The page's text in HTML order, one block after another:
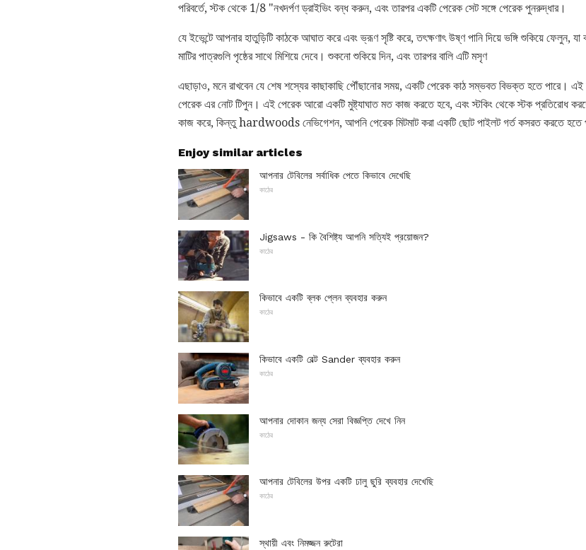
পরিবর্তে, স্টক থেকে 1/8 "নখদর্পণ ড্রাইভিং বন্ধ করুন, এবং তারপর একটি পেরেক সেট সঙ্গে পেরেক পুনরুদ্ধার।
যে ইভেন্টে আপনার হাতুড়িটি কাঠকে আঘাত করে এবং ভ্রূণ সৃষ্টি করে, তৎক্ষণাৎ উষ্ণ পানি দিয়ে ভঙ্গি শুকিয়ে ফেলুন,
মাটির পাত্রগুলি পৃষ্ঠের সাথে মিশিয়ে দেবে। শুকনো শুকিয়ে দিন, এবং তারপর বালি এটি মসৃণ
এছাড়াও, মনে রাখবেন যে শেষ শস্যের কাছাকাছি পৌঁছানোর সময়, একটি পেরেক কাঠ সম্ভবত বিভক্ত হতে পারে।
পেরেক এর নোট টিপুন। এই পেরেক আরো একটি মুষ্ট্যাঘাত মত কাজ করতে হবে, এবং স্টকিং থেকে স্টক
কাজ করে, কিন্তু hardwoods নেভিগেশন, আপনি পেরেক মিটমাট করা একটি ছোট পাইলট গর্ত কসরত করতে হতে
Enjoy similar articles
আপনার টেবিলের সর্বাধিক পেতে কিভাবে দেখেছি
কাঠের
Jigsaws - কি বৈশিষ্ট্য আপনি সত্যিই প্রয়োজন?
কাঠের
কিভাবে একটি ব্লক প্লেন ব্যবহার করুন
কাঠের
কিভাবে একটি বেল্ট Sander ব্যবহার করুন
কাঠের
আপনার দোকান জন্য সেরা বিজ্ঞপ্তি দেখে নিন
কাঠের
আপনার টেবিলের উপর একটি ঢালু ছুরি ব্যবহার দেখেছি
কাঠের
স্থায়ী এবং নিমজ্জন রুটেরা